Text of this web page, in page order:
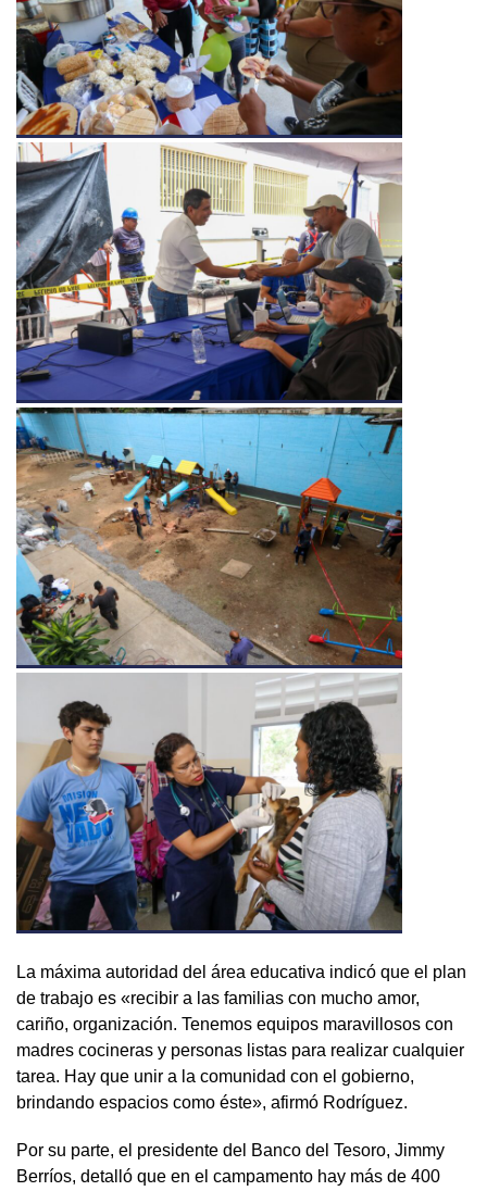
La máxima autoridad del área educativa indicó que el plan
de trabajo es «recibir a las familias con mucho amor,
cariño, organización. Tenemos equipos maravillosos con
madres cocineras y personas listas para realizar cualquier
tarea. Hay que unir a la comunidad con el gobierno,
brindando espacios como éste», afirmó Rodríguez.
Por su parte, el presidente del Banco del Tesoro, Jimmy
Berríos, detalló que en el campamento hay más de 400